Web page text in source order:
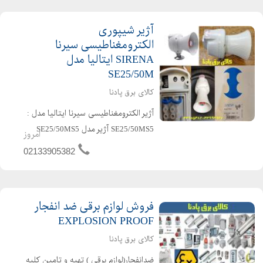
آژیر شیپوری
الکترومغناطیسی سیرنا
SIRENA ایتالیا مدل
SE25/50M
کالای برق پادنا
آژیر الکترومغناطیسی سیرنا ایتالیا مدل :
SE25/50MS5 آژیر مدل SE25/50MS5
SIRENA شرکت SIRENA ایتالیا دارای 5
امروز
02133905382
فروش لوازم برقی ضد انفجار
EXPLOSION PROOF
کالای برق پادنا
ضدانفجار(لوازم برقی ) تهیه و تامین کلیه